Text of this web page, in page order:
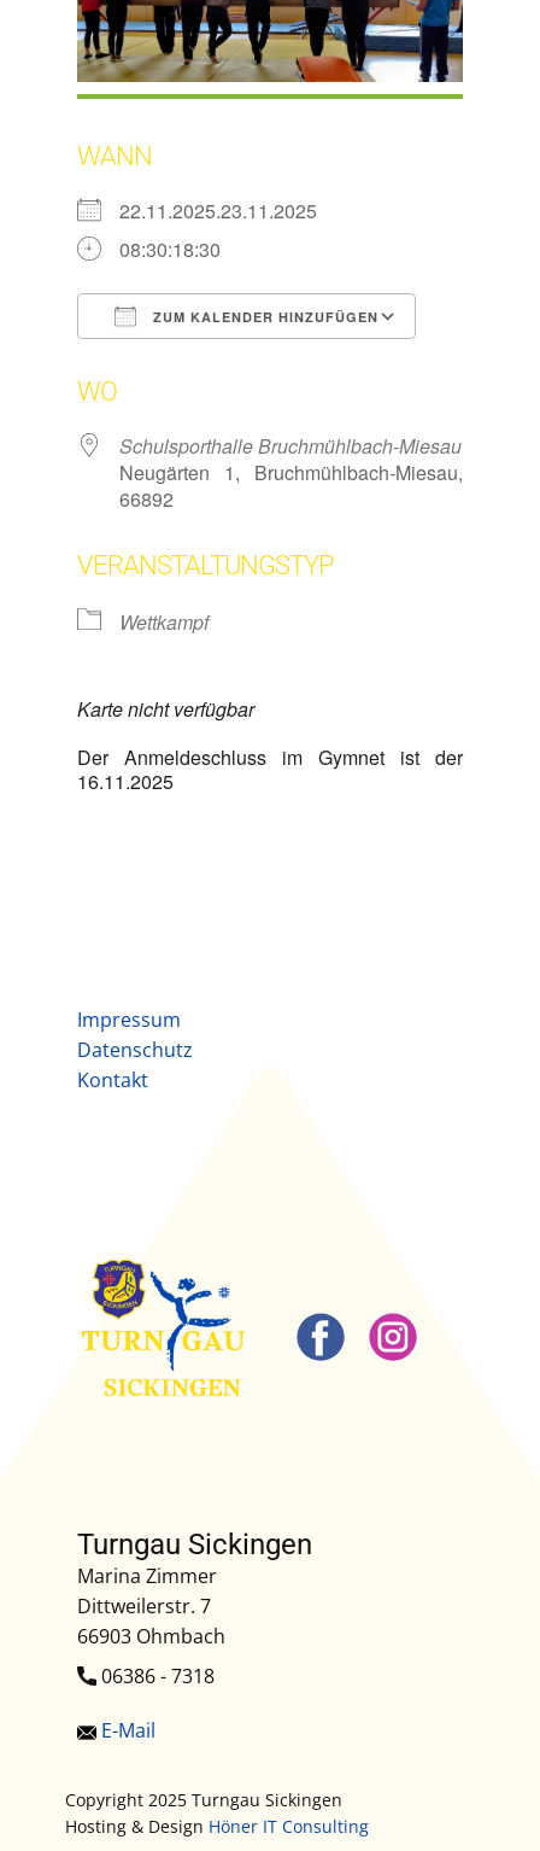
WANN
22.11.2025.23.11.2025
08:30:18:30
ZUM KALENDER HINZUFÜGEN
WO
Schulsporthalle Bruchmühlbach-Miesau
Neugärten 1, Bruchmühlbach-Miesau,
66892
VERANSTALTUNGSTYP
Wettkampf
Karte nicht verfügbar
Der Anmeldeschluss im Gymnet ist der
16.11.2025
Impressum
Datenschutz
Kontakt
Turngau Sickingen
Marina Zimmer
Dittweilerstr. 7
66903 Ohmbach
​06386 - 7318
E-Mail
Copyright 2025 Turngau Sickingen
Hosting & Design Höner IT Consulting